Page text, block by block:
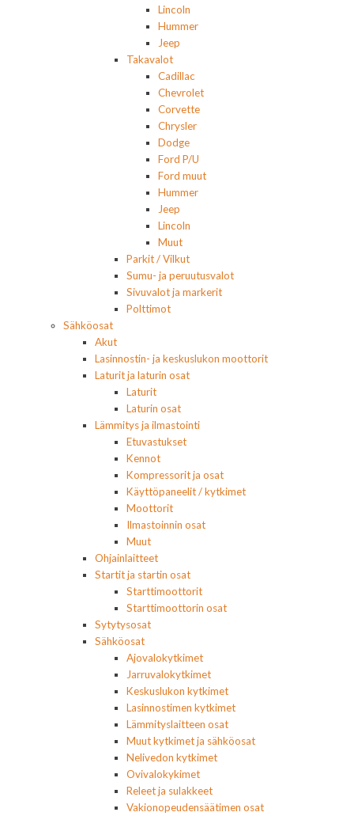
Lincoln
Hummer
Jeep
Takavalot
Cadillac
Chevrolet
Corvette
Chrysler
Dodge
Ford P/U
Ford muut
Hummer
Jeep
Lincoln
Muut
Parkit / Vilkut
Sumu- ja peruutusvalot
Sivuvalot ja markerit
Polttimot
Sähköosat
Akut
Lasinnostin- ja keskuslukon moottorit
Laturit ja laturin osat
Laturit
Laturin osat
Lämmitys ja ilmastointi
Etuvastukset
Kennot
Kompressorit ja osat
Käyttöpaneelit / kytkimet
Moottorit
Ilmastoinnin osat
Muut
Ohjainlaitteet
Startit ja startin osat
Starttimoottorit
Starttimoottorin osat
Sytytysosat
Sähköosat
Ajovalokytkimet
Jarruvalokytkimet
Keskuslukon kytkimet
Lasinnostimen kytkimet
Lämmityslaitteen osat
Muut kytkimet ja sähköosat
Nelivedon kytkimet
Ovivalokykimet
Releet ja sulakkeet
Vakionopeudensäätimen osat